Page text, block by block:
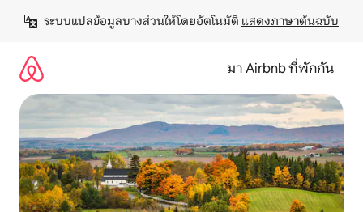
เนื้อหา
ระบบแปลข้อมูลบางส่วนให้โดยอัตโนมัติ แสดงภาษาต้นฉบับ
มา Airbnb ที่พักกัน